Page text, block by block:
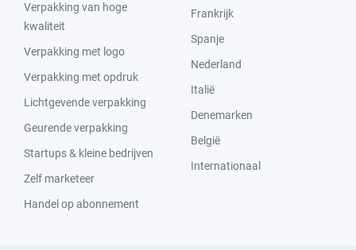
Verpakking van hoge
kwaliteit
Verpakking met logo
Verpakking met opdruk
Lichtgevende verpakking
Geurende verpakking
Startups & kleine bedrijven
Zelf marketeer
Handel op abonnement
Frankrijk
Spanje
Nederland
Italië
Denemarken
België
Internationaal